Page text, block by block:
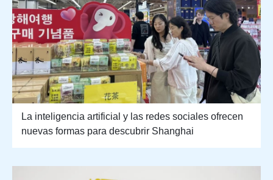
La inteligencia artificial y las redes sociales ofrecen
nuevas formas para descubrir Shanghai